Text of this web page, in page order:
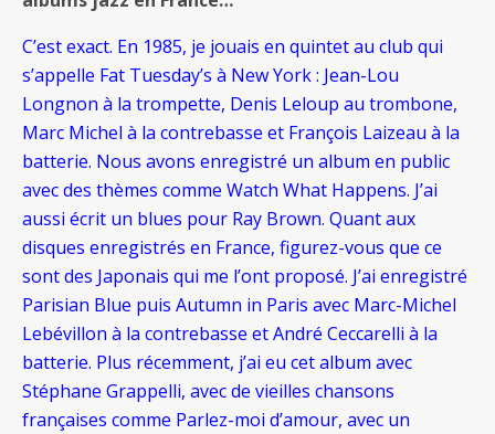
C’est exact. En 1985, je jouais en quintet au club qui
s’appelle Fat Tuesday’s à New York : Jean-Lou
Longnon à la trompette, Denis Leloup au trombone,
Marc Michel à la contrebasse et François Laizeau à la
batterie. Nous avons enregistré un album en public
avec des thèmes comme Watch What Happens. J’ai
aussi écrit un blues pour Ray Brown. Quant aux
disques enregistrés en France, figurez-vous que ce
sont des Japonais qui me l’ont proposé. J’ai enregistré
Parisian Blue puis Autumn in Paris avec Marc-Michel
Lebévillon à la contrebasse et André Ceccarelli à la
batterie. Plus récemment, j’ai eu cet album avec
Stéphane Grappelli, avec de vieilles chansons
françaises comme Parlez-moi d’amour, avec un